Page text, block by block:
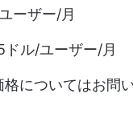
ーザー/月
ドル/ユーザー/月
格についてはお問